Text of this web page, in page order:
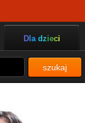
Dla dzieci
szukaj